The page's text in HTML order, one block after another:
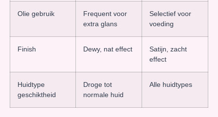
Olie gebruik
Frequent voor
extra glans
Selectief voor
voeding
Finish Dewy, nat effect
Satijn, zacht
effect
Huidtype
geschiktheid
Droge tot
normale huid
Alle huidtypes